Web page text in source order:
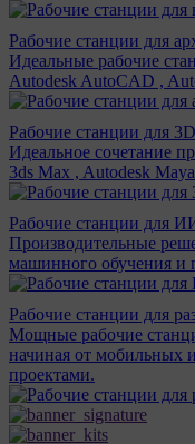
Рабочие станции для
Идеальные рабочие
Autodesk AutoCAD ,
Рабочие станции для 3D
Идеальное сочетание
3ds Max , Autodesk
Рабочие станции для
Производительные
машинного обучения и
Рабочие станции для
Мощные рабочие
начиная от мобильных
проектами.